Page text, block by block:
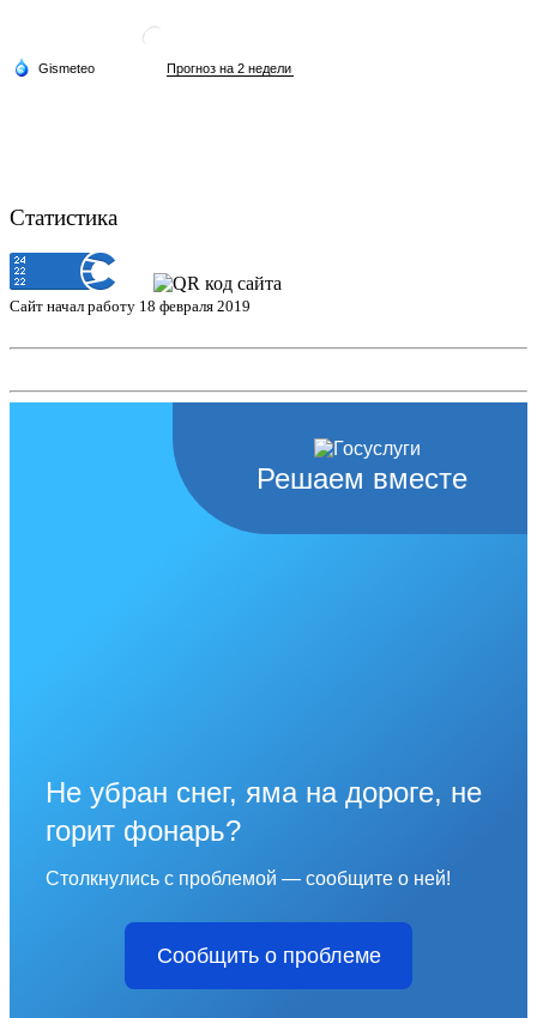
Статистика
Сайт начал работу 18 февраля 2019
Решаем вместе
Не убран снег, яма на дороге, не
горит фонарь?
Столкнулись с проблемой — сообщите о ней!
Сообщить о проблеме